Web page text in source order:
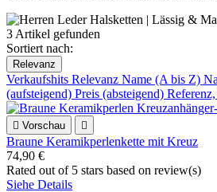
3 Artikel gefunden
Sortiert nach:
Relevanz
Verkaufshits Relevanz Name (A bis Z)
(aufsteigend) Preis (absteigend)
 Vorschau 
Braune Keramikperlenkette mit Kreuz
74,90 €
Rated out of 5 stars based on review(s)
Siehe Details